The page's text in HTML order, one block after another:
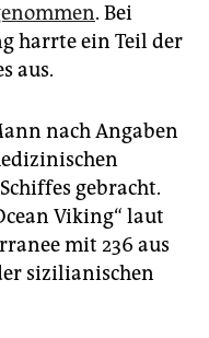
. Bei
harrte ein Teil der
aus.
nach Angaben
gebracht.
Viking“ laut
mit 236 aus
sizilianischen